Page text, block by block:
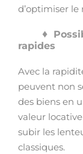
d’optimiser
rapides
Avec la
peuvent non
des biens en
valeur
subir les
classiques.